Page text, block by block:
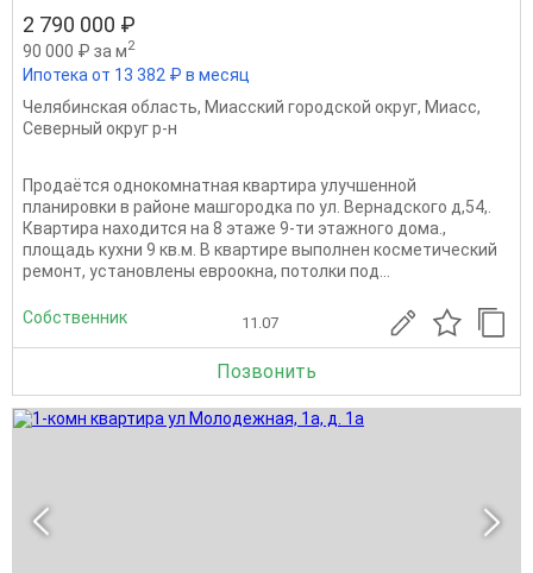
2 790 000 ₽
90 000 ₽ за м2
Ипотека от 13 382 ₽ в месяц
Челябинская область, Миасский городской округ, Миасс,
Северный округ р-н
Продаётся однокомнатная квартира улучшенной
планировки в районе машгородка по ул. Вернадского д,54,.
Квартира находится на 8 этаже 9-ти этажного дома.,
площадь кухни 9 кв.м. В квартире выполнен косметический
ремонт, установлены евроокна, потолки под...
Собственник 11.07
Позвонить